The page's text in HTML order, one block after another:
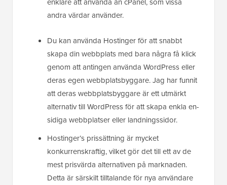
andra värdar använder.
Du kan använda Hostinger för att snabbt
skapa din webbplats med bara några få klick
genom att antingen använda WordPress eller
deras egen webbplatsbyggare. Jag har funnit
att deras webbplatsbyggare är ett utmärkt
alternativ till WordPress för att skapa enkla en-
sidiga webbplatser eller landningssidor.
Hostinger’s prissättning är mycket
konkurrenskraftig, vilket gör det till ett av de
mest prisvärda alternativen på marknaden.
Detta är särskilt tilltalande för nya användare